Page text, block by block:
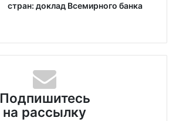
стран: доклад Всемирного банка
Подпишитесь
на рассылку